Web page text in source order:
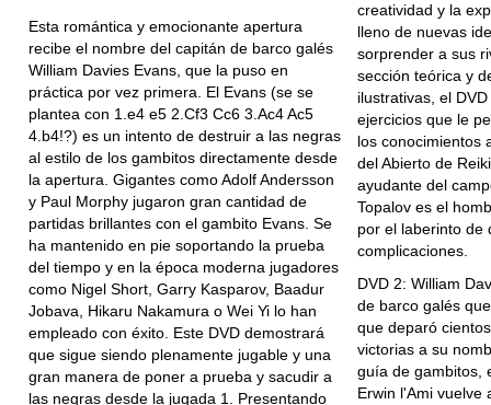
Esta romántica y emocionante apertura
recibe el nombre del capitán de barco galés
William Davies Evans, que la puso en
práctica por vez primera. El Evans (se se
plantea con 1.e4 e5 2.Cf3 Cc6 3.Ac4 Ac5
4.b4!?) es un intento de destruir a las negras
al estilo de los gambitos directamente desde
la apertura. Gigantes como Adolf Andersson
y Paul Morphy jugaron gran cantidad de
partidas brillantes con el gambito Evans. Se
ha mantenido en pie soportando la prueba
del tiempo y en la época moderna jugadores
como Nigel Short, Garry Kasparov, Baadur
Jobava, Hikaru Nakamura o Wei Yi lo han
empleado con éxito. Este DVD demostrará
que sigue siendo plenamente jugable y una
gran manera de poner a prueba y sacudir a
las negras desde la jugada 1. Presentando
creatividad y la
lleno de nuevas
sorprender a sus
sección teórica y
ilustrativas, el
ejercicios que le
los conocimientos
del Abierto de
ayudante del
Topalov es el
por el laberinto de
complicaciones.
DVD 2: William
de barco galés
que deparó
victorias a su
guía de gambitos,
Erwin l'Ami vuelve